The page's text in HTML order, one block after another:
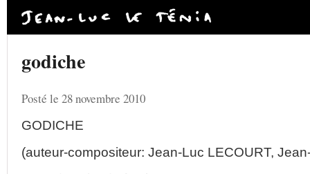
godiche
Posté le 28 novembre 2010
GODICHE
(auteur-compositeur: Jean-Luc LECOURT,